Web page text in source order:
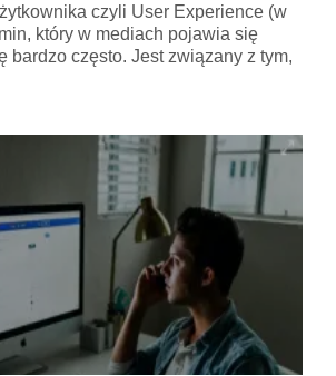
czyli User Experience (w
który w mediach pojawia się
bardzo często. Jest związany z tym,